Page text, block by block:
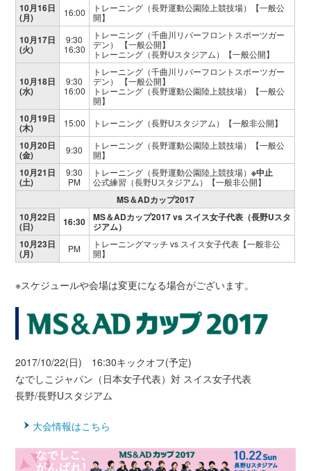
10月16日
(月) 16:00
トレーニング（長野運動公園陸上競技場）【一般公
開】
10月17日
(火)
9:30
16:30
トレーニング（千曲川リバーフロントスポーツガー
デン） 【一般公開】
トレーニング（長野Uスタジアム）【一般公開】
10月18日
(水)
9:30
16:00
トレーニング（千曲川リバーフロントスポーツガー
デン） 【一般公開】
トレーニング（長野運動公園陸上競技場）【一般公
開】
10月19日
(木) 15:00 トレーニング（長野Uスタジアム）【一般非公開】
10月20日
(金) 9:30
トレーニング（長野運動公園陸上競技場）【一般公
開】
10月21日
(土)
9:30
PM
トレーニング（長野運動公園陸上競技場）※中止
公式練習（長野Uスタジアム）【一般非公開】
MS＆ADカップ2017
10月22日
(日) 16:30 MS＆ADカップ2017 vs スイス女子代表（長野Uスタ
ジアム）
10月23日
(月) PM
トレーニングマッチ vs スイス女子代表【一般非公
開】
※スケジュールや会場は変更になる場合がございます。
2017/10/22(日) 16:30キックオフ(予定)
なでしこジャパン（日本女子代表）対 スイス女子代表
長野/長野Uスタジアム
大会情報はこちら